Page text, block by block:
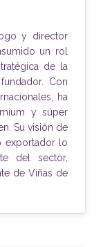
y director
un rol
de la
Con
ha
y súper
Su visión de
exportador lo
del sector,
de Viñas de